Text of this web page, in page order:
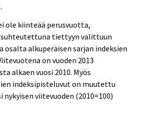
ole kiinteää perusvuotta,
tiettyyn valittuun
osalta alkuperäisen sarjan indeksien
on vuoden 2013
alkaen vuosi 2010. Myös
indeksipisteluvut on muutettu
viitevuoden (2010=100)